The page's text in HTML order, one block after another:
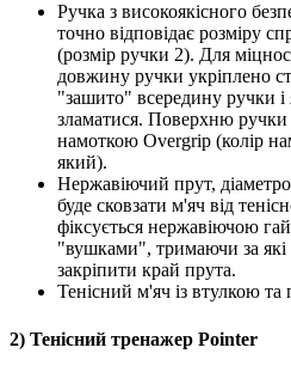
Ручка з високоякісного
точно відповідає розміру
(розмір ручки 2). Для
довжину ручки укріплено
"зашито" всередину ручки і
зламатися. Поверхню
намоткою Overgrip (колір
який).
Нержавіючий прут,
буде сковзати м'яч від
фіксується нержавіючою
"вушками", тримаючи за
закріпити край прута.
Тенісний м'яч із втулкою
2) Тенісний тренажер Pointer